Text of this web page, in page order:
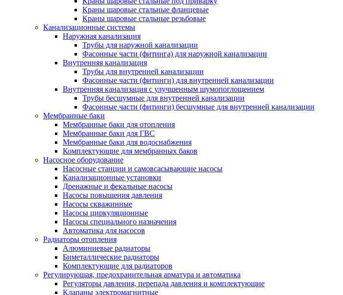
Краны шаровые стальные фланцевые
Краны шаровые стальные резьбовые
Канализационные системы
Наружная канализация
Трубы для наружной канализации
Фасонные части (фитинга) для наружной канализации
Внутренняя канализация
Трубы для внутренней канализации
Фасонные части (фитинги) для внутренней канализации
Внутренняя канализация с улучшенным шумопоглощением
Трубы бесшумные для внутренней канализации
Фасонные части (фитинги) бесшумные для внутренней канализации
Мембранные баки
Мембранные баки для отопления
Мембранные баки для ГВС
Мембранные баки для водоснабжения
Комплектующие для мембранных баков
Насосное оборудование
Насосные станции и самовсасывающие насосы
Канализационные установки
Дренажные и фекальные насосы
Насосы повышения давления
Насосы скважинные
Насосы циркуляционные
Насосы специального назначения
Автоматика для насосов
Радиаторы отопления
Алюминиевые радиаторы
Биметаллические радиаторы
Комплектующие для радиаторов
Регулирующая, предохранительная арматура и автоматика
Регуляторы давления, перепада давления и комплектующие
Клапаны электромагнитные